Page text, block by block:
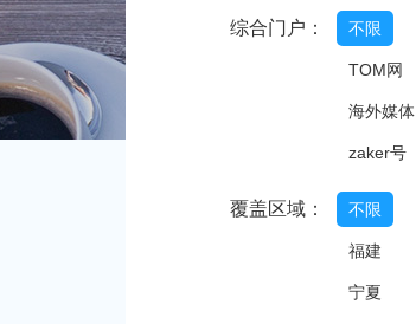
综合门户： 不限
TOM网
海外媒体
zaker号
覆盖区域： 不限
福建
宁夏